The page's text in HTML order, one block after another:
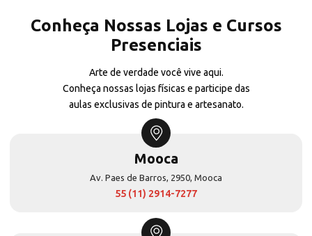
Conheça Nossas Lojas e Cursos
Presenciais
Arte de verdade você vive aqui.
Conheça nossas lojas físicas e participe das
aulas exclusivas de pintura e artesanato.
Mooca
Av. Paes de Barros, 2950, Mooca
55 (11) 2914-7277